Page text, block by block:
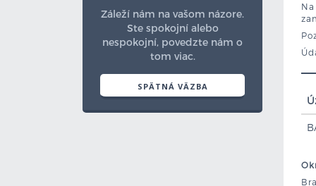
Záleží nám na vašom názore.
Ste spokojní alebo
nespokojní, povedzte nám o
tom viac.
SPÄTNÁ VÄZBA